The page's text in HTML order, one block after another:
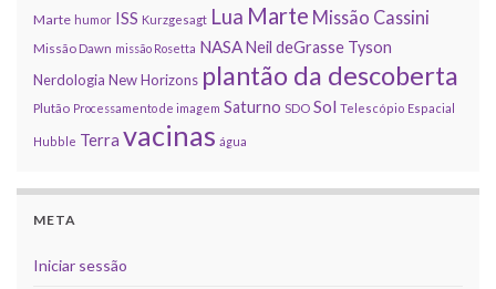
Marte humor ISS Kurzgesagt Lua Marte Missão Cassini
Missão Dawn missão Rosetta NASANeil deGrasse Tyson
Nerdologia New Horizons plantão da descoberta
Plutão Processamento de imagem Saturno SDO Sol Telescópio Espacial
Hubble Terra vacinas água
META
Iniciar sessão